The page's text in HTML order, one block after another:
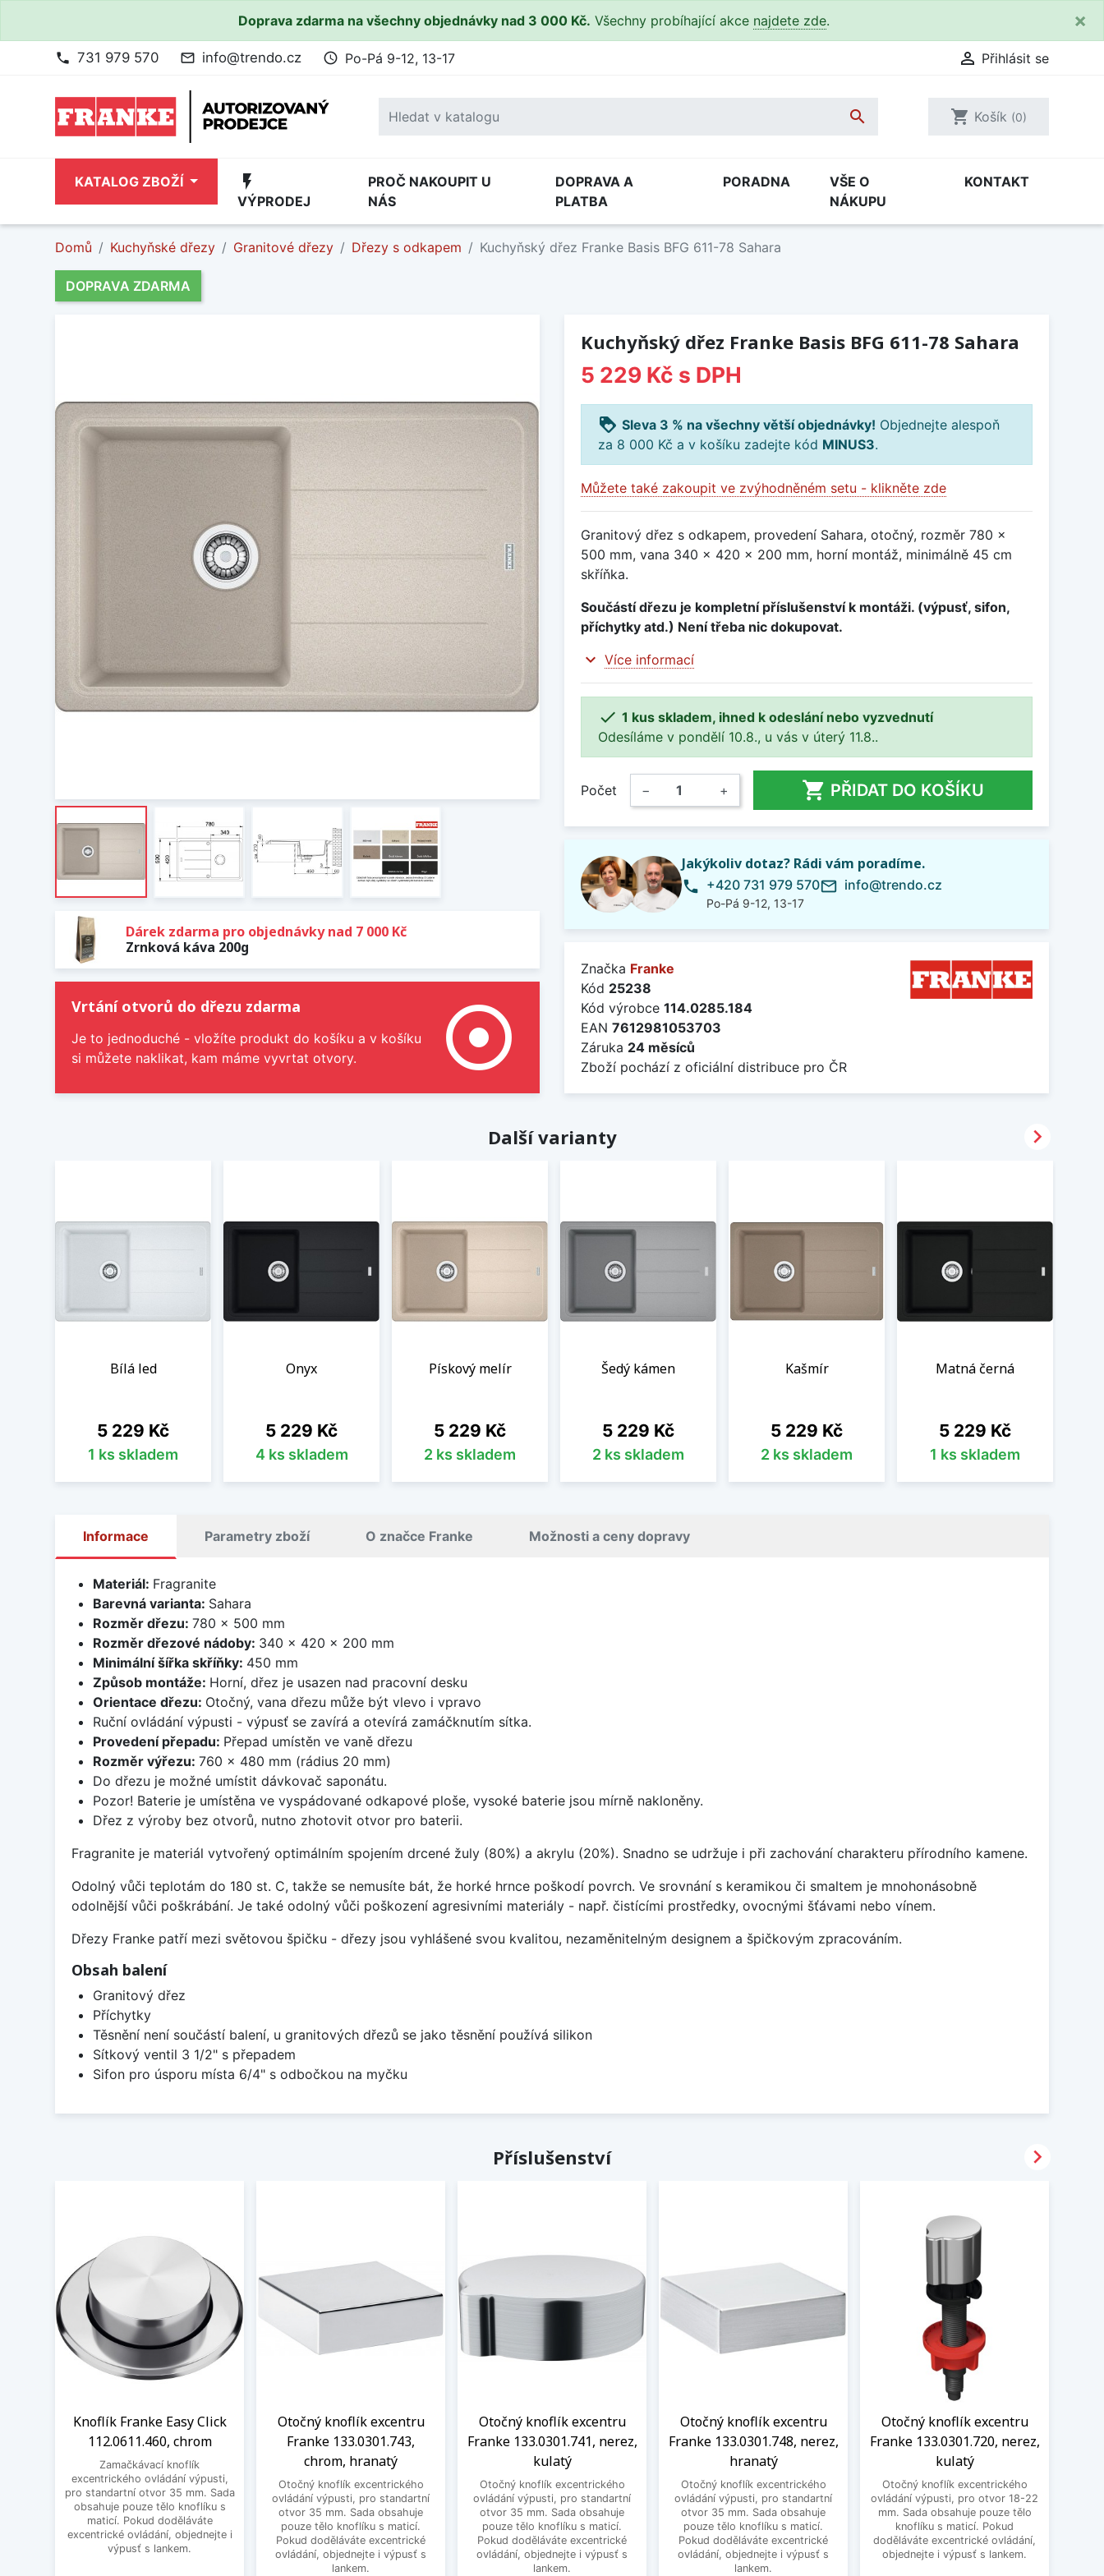
Doprava zdarma na všechny objednávky nad 3 000 Kč. Všechny probíhající akce najdete zde. ×
phone 731 979 570 mail_outline info@trendo.cz access_time Po-Pá 9-12, 13-17  Přihlásit se
 shopping_cart Košík (0)
KATALOG ZBOŽÍ flash_on
VÝPRODEJ
PROČ NAKOUPIT U
NÁS
DOPRAVA A
PLATBA
PORADNA
VŠE O
NÁKUPU
KONTAKT
Domů Kuchyňské dřezy Granitové dřezy Dřezy s odkapem Kuchyňský dřez Franke Basis BFG 611-78 Sahara
DOPRAVA ZDARMA
Dárek zdarma pro objednávky nad 7 000 Kč
Zrnková káva 200g
Vrtání otvorů do dřezu zdarma
Je to jednoduché - vložíte produkt do košíku a v košíku
si můžete naklikat, kam máme vyvrtat otvory.
adjust
Kuchyňský dřez Franke Basis BFG 611-78 Sahara
5 229 Kč s DPH
loyalty Sleva 3 % na všechny větší objednávky! Objednejte alespoň
za 8 000 Kč a v košíku zadejte kód MINUS3.
Můžete také zakoupit ve zvýhodněném setu - klikněte zde
Granitový dřez s odkapem, provedení Sahara, otočný, rozměr 780 x
500 mm, vana 340 x 420 x 200 mm, horní montáž, minimálně 45 cm
skříňka.
Součástí dřezu je kompletní příslušenství k montáži. (výpusť, sifon,
příchytky atd.) Není třeba nic dokupovat.
expand_more Více informací
 1 kus skladem, ihned k odeslání nebo vyzvednutí
Odesíláme v pondělí 10.8., u vás v úterý 11.8..
Počet − +  PŘIDAT DO KOŠÍKU
Jakýkoliv dotaz? Rádi vám poradíme.
phone +420 731 979 570
Po-Pá 9-12, 13-17
mail_outline info@trendo.cz
Značka Franke
Kód 25238
Kód výrobce 114.0285.184
EAN 7612981053703
Záruka 24 měsíců
Zboží pochází z oficiální distribuce pro ČR
Další varianty
Bílá led
Cena
5 229 Kč
1 ks skladem
Onyx
Cena
5 229 Kč
4 ks skladem
Pískový melír
Cena
5 229 Kč
2 ks skladem
Šedý kámen
Cena
5 229 Kč
2 ks skladem
Kašmír
Cena
5 229 Kč
2 ks skladem
Matná černá
Cena
5 229 Kč
1 ks skladem

Informace Parametry zboží O značce Franke Možnosti a ceny dopravy
Materiál: Fragranite
Barevná varianta: Sahara
Rozměr dřezu: 780 x 500 mm
Rozměr dřezové nádoby: 340 x 420 x 200 mm
Minimální šířka skříňky: 450 mm
Způsob montáže: Horní, dřez je usazen nad pracovní desku
Orientace dřezu: Otočný, vana dřezu může být vlevo i vpravo
Ruční ovládání výpusti - výpusť se zavírá a otevírá zamáčknutím sítka.
Provedení přepadu: Přepad umístěn ve vaně dřezu
Rozměr výřezu: 760 x 480 mm (rádius 20 mm)
Do dřezu je možné umístit dávkovač saponátu.
Pozor! Baterie je umístěna ve vyspádované odkapové ploše, vysoké baterie jsou mírně nakloněny.
Dřez z výroby bez otvorů, nutno zhotovit otvor pro baterii.
Fragranite je materiál vytvořený optimálním spojením drcené žuly (80%) a akrylu (20%). Snadno se udržuje i při zachování charakteru přírodního kamene.
Odolný vůči teplotám do 180 st. C, takže se nemusíte bát, že horké hrnce poškodí povrch. Ve srovnání s keramikou či smaltem je mnohonásobně
odolnější vůči poškrábání. Je také odolný vůči poškození agresivními materiály - např. čistícími prostředky, ovocnými šťávami nebo vínem.
Dřezy Franke patří mezi světovou špičku - dřezy jsou vyhlášené svou kvalitou, nezaměnitelným designem a špičkovým zpracováním.
Obsah balení
Granitový dřez
Příchytky
Těsnění není součástí balení, u granitových dřezů se jako těsnění používá silikon
Sítkový ventil 3 1/2" s přepadem
Sifon pro úsporu místa 6/4" s odbočkou na myčku
Příslušenství
Knoflík Franke Easy Click
112.0611.460, chrom
Zamačkávací knoflík
excentrického ovládání výpusti,
pro standartní otvor 35 mm. Sada
obsahuje pouze tělo knoflíku s
maticí. Pokud doděláváte
excentrické ovládání, objednejte i
výpusť s lankem.
Otočný knoflík excentru
Franke 133.0301.743,
chrom, hranatý
Otočný knoflík excentrického
ovládání výpusti, pro standartní
otvor 35 mm. Sada obsahuje
pouze tělo knoflíku s maticí.
Pokud doděláváte excentrické
ovládání, objednejte i výpusť s
lankem.
Otočný knoflík excentru
Franke 133.0301.741, nerez,
kulatý
Otočný knoflík excentrického
ovládání výpusti, pro standartní
otvor 35 mm. Sada obsahuje
pouze tělo knoflíku s maticí.
Pokud doděláváte excentrické
ovládání, objednejte i výpusť s
lankem.
Otočný knoflík excentru
Franke 133.0301.748, nerez,
hranatý
Otočný knoflík excentrického
ovládání výpusti, pro standartní
otvor 35 mm. Sada obsahuje
pouze tělo knoflíku s maticí.
Pokud doděláváte excentrické
ovládání, objednejte i výpusť s
lankem.
Otočný knoflík excentru
Franke 133.0301.720, nerez,
kulatý
Otočný knoflík excentrického
ovládání výpusti, pro otvor 18-22
mm. Sada obsahuje pouze tělo
knoflíku s maticí. Pokud
doděláváte excentrické ovládání,
objednejte i výpusť s lankem.
